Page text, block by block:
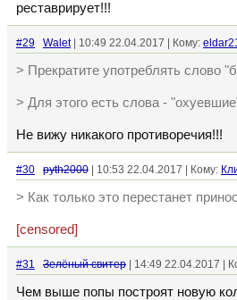
реставрирует!!!
#29 Walet| 10:49 22.04.2017 | Кому:
> Прекратите употреблять слово
> Для этого есть слова -
Не вижу никакого противоречия!!!
#30 pyth2000 | 10:53 22.04.2017 | Кому:
> Как только это перестанет
[censored]
#31 Зелёный свитер | 14:49 22.04.2017 |
Чем выше попы построят новую